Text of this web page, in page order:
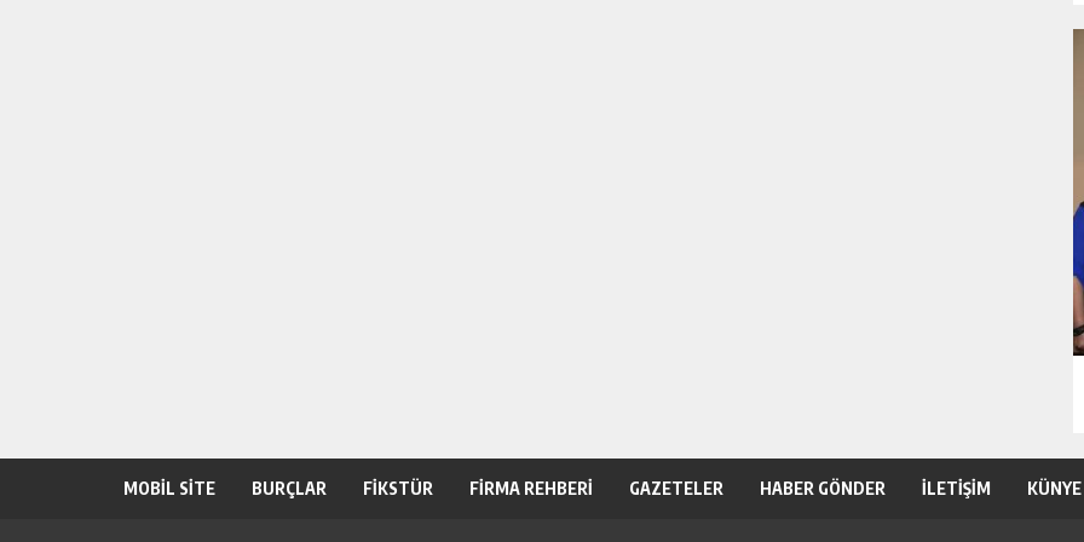
MOBİL SİTE BURÇLAR FİKSTÜR FİRMA REHBERİ GAZETELER HABER GÖNDER İLETİŞİM KÜNYE